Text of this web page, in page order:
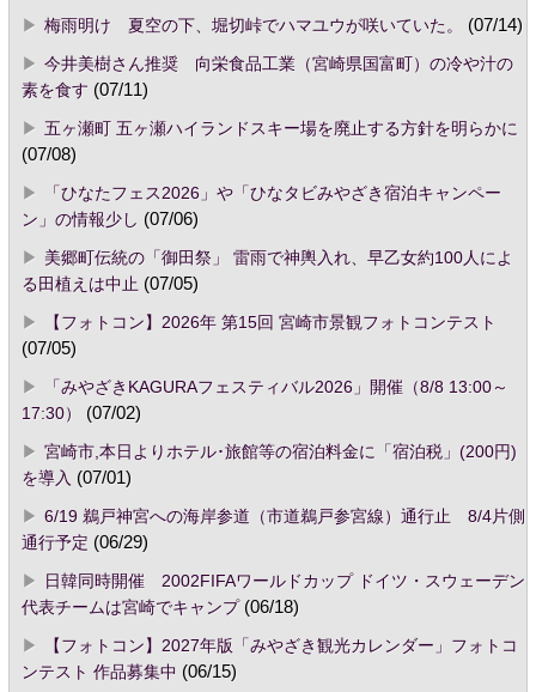
梅雨明け 夏空の下、堀切峠でハマユウが咲いていた。
(07/14)
今井美樹さん推奨 向栄食品工業（宮崎県国富町）の冷や汁の
素を食す (07/11)
五ヶ瀬町 五ヶ瀬ハイランドスキー場を廃止する方針を明らかに
(07/08)
「ひなたフェス2026」や「ひなタビみやざき宿泊キャンペー
ン」の情報少し (07/06)
美郷町伝統の「御田祭」 雷雨で神輿入れ、早乙女約100人によ
る田植えは中止 (07/05)
【フォトコン】2026年 第15回 宮崎市景観フォトコンテスト
(07/05)
「みやざきKAGURAフェスティバル2026」開催（8/8 13:00～
17:30）
(07/02)
宮崎市,本日よりホテル･旅館等の宿泊料金に「宿泊税」(200円)
を導入 (07/01)
6/19 鵜戸神宮への海岸参道（市道鵜戸参宮線）通行止 8/4片側
通行予定 (06/29)
日韓同時開催 2002FIFAワールドカップ ドイツ・スウェーデン
代表チームは宮崎でキャンプ(06/18)
【フォトコン】2027年版「みやざき観光カレンダー」フォトコ
ンテスト 作品募集中 (06/15)